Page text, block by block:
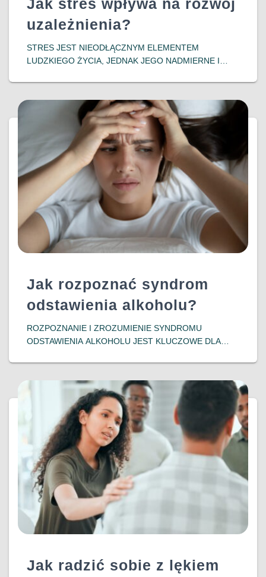
Jak stres wpływa na rozwój
uzależnienia?
​STRES JEST NIEODŁĄCZNYM ELEMENTEM
LUDZKIEGO ŻYCIA, JEDNAK JEGO NADMIERNE I
W TYM DO ROZWOJU UZALEŻNIEŃ. WSPÓŁCZESNE
BADANIA WSKAZUJĄ NA SILNY ZWIĄZEK MIĘDZY
DOŚWIADCZENIEM STRESU A PODATNOŚCIĄ NA
DOWIEDZ SIĘ WIĘCEJ…
Jak rozpoznać syndrom
odstawienia alkoholu?
ROZPOZNANIE I ZROZUMIENIE SYNDROMU
ODSTAWIENIA ALKOHOLU JEST KLUCZOWE DLA
ODPOWIEDNIE WSPARCIE MOGĄ ZNACZĄCO
POPRAWIĆ ROKOWANIA I JAKOŚĆ ŻYCIA
PACJENTÓW, POMAGAJĄC IM W POWROCIE DO
DOWIEDZ SIĘ WIĘCEJ…
Jak radzić sobie z lękiem